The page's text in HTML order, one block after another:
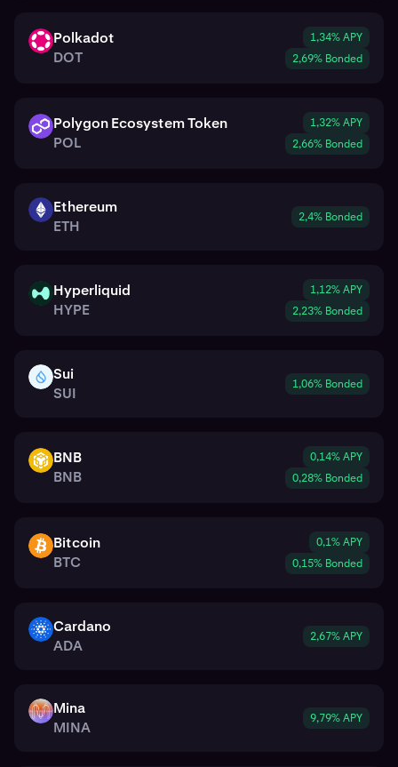
DOT
Polkadot
DOT
1,34% APY
2,69% Bonded
POL
Polygon Ecosystem Token
POL
1,32% APY
2,66% Bonded
ETH
Ethereum
ETH
2,4% Bonded
HYPE
Hyperliquid
HYPE
1,12% APY
2,23% Bonded
SUI
Sui
SUI
1,06% Bonded
BNB
BNB
BNB
0,14% APY
0,28% Bonded
BTC
Bitcoin
BTC
0,1% APY
0,15% Bonded
ADA
Cardano
ADA
2,67% APY
MINA
Mina
MINA
9,79% APY